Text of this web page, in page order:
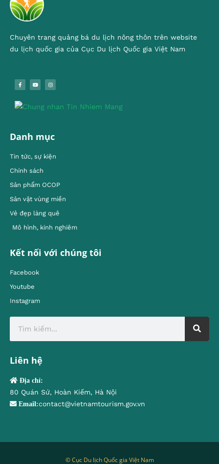
Chuyên trang quảng bá du lịch nông thôn trên website
du lịch quốc gia của Cục Du lịch Quốc gia Việt Nam
Danh mục
Tin tức, sự kiện
Chính sách
Sản phẩm OCOP
Sản vật vùng miền
Vẻ đẹp làng quê
Mô hình, kinh nghiêm
Kết nối với chúng tôi
Facebook
Youtube
Instagram
Liên hệ
Địa chỉ:
80 Quán Sứ, Hoàn Kiếm, Hà Nội
Email:contact@vietnamtourism.gov.vn
© Cục Du lịch Quốc gia Việt Nam